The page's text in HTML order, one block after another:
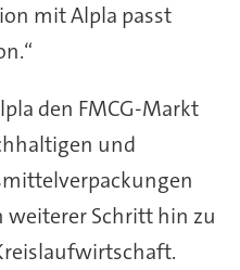
mit Alpla passt
den FMCG-Markt
und
weiterer Schritt hin zu